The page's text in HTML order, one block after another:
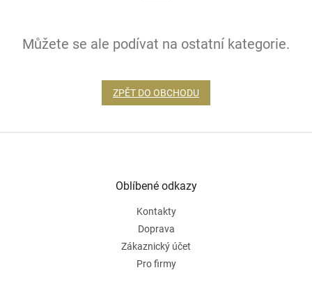
Můžete se ale podívat na ostatní kategorie.
ZPĚT DO OBCHODU
Oblíbené odkazy
Kontakty
Doprava
Zákaznický účet
Pro firmy